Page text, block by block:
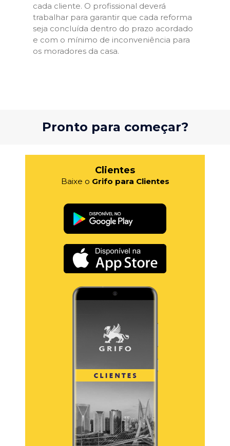
cada cliente. O profissional deverá
trabalhar para garantir que cada reforma
seja concluída dentro do prazo acordado
e com o mínimo de inconveniência para
os moradores da casa.
Pronto para começar?
Clientes
Baixe o Grifo para Clientes